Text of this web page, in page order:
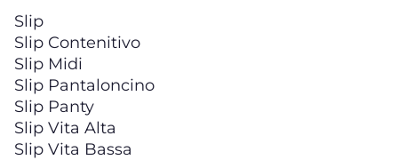
Slip
Slip Contenitivo
Slip Midi
Slip Pantaloncino
Slip Panty
Slip Vita Alta
Slip Vita Bassa